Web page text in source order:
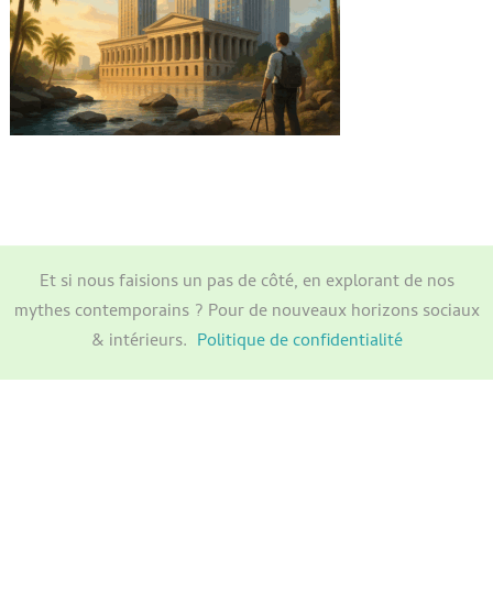
Et si nous faisions un pas de côté, en explorant de nos
mythes contemporains ? Pour de nouveaux horizons sociaux
& intérieurs. Politique de confidentialité